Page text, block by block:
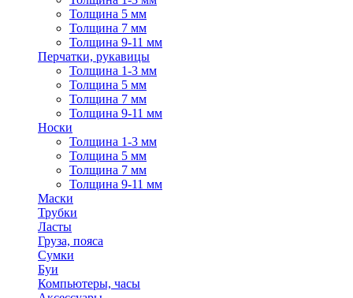
Толщина 5 мм
Толщина 7 мм
Толщина 9-11 мм
Перчатки, рукавицы
Толщина 1-3 мм
Толщина 5 мм
Толщина 7 мм
Толщина 9-11 мм
Носки
Толщина 1-3 мм
Толщина 5 мм
Толщина 7 мм
Толщина 9-11 мм
Маски
Трубки
Ласты
Груза, пояса
Сумки
Буи
Компьютеры, часы